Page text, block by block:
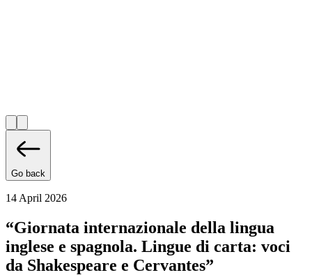
Go back
14 April 2026
“Giornata internazionale della lingua
inglese e spagnola. Lingue di carta: voci
da Shakespeare e Cervantes”